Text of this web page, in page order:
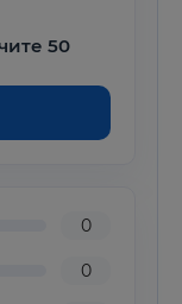
50
0
0